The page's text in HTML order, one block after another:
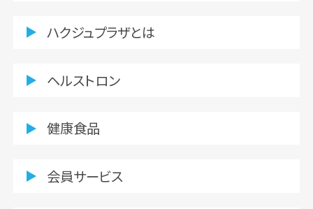
ハクジュプラザとは
ヘルストロン
健康食品
会員サービス